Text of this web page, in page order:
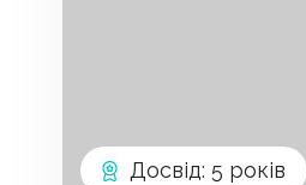
Досвід: 5 років